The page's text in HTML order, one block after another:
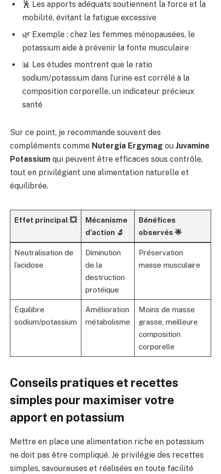
🕺 Les apports adéquats soutiennent la force et la
mobilité, évitant la fatigue excessive
🌿 Exemple : chez les femmes ménopausées, le
potassium aide à prévenir la fonte musculaire
📊 Les études montrent que le ratio
sodium/potassium dans l’urine est corrélé à la
composition corporelle, un indicateur précieux
santé
Sur ce point, je recommande souvent des
compléments comme Nutergia Ergymag ou Juvamine
Potassium qui peuvent être efficaces sous contrôle,
tout en privilégiant une alimentation naturelle et
équilibrée.
Effet principal 💥
Mécanisme
d’action 🔬
Bénéfices
observés 🌟
Neutralisation de
l’acidose
Diminution
de la
destruction
protéique
Préservation
masse musculaire
Équilibre
sodium/potassium
Amélioration
métabolisme
Moins de masse
grasse, meilleure
composition
corporelle
Conseils pratiques et recettes
simples pour maximiser votre
apport en potassium
Mettre en place une alimentation riche en potassium
ne doit pas être compliqué. Je privilégie des recettes
simples, savoureuses et réalisées en toute facilité